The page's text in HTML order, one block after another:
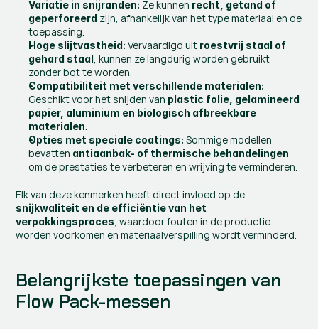
Variatie in snijranden: Ze kunnen recht, getand of
geperforeerd zijn, afhankelijk van het type materiaal en de
toepassing.
Hoge slijtvastheid: Vervaardigd uit roestvrij staal of
gehard staal, kunnen ze langdurig worden gebruikt
zonder bot te worden.
Compatibiliteit met verschillende materialen:
Geschikt voor het snijden van plastic folie, gelamineerd
papier, aluminium en biologisch afbreekbare
materialen.
Opties met speciale coatings: Sommige modellen
bevatten antiaanbak- of thermische behandelingen
om de prestaties te verbeteren en wrijving te verminderen.
snijkwaliteit en de efficiëntie van het
verpakkingsproces, waardoor fouten in de productie
worden voorkomen en materiaalverspilling wordt verminderd.
Belangrijkste toepassingen van
Flow Pack-messen